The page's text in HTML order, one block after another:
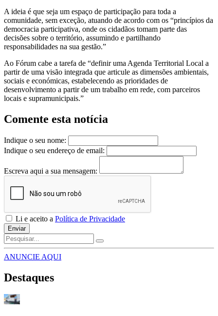
A ideia é que seja um espaço de participação para toda a
comunidade, sem exceção, atuando de acordo com os “princípios da
democracia participativa, onde os cidadãos tomam parte das
decisões sobre o território, assumindo e partilhando
responsabilidades na sua gestão.”
Ao Fórum cabe a tarefa de “definir uma Agenda Territorial Local a
partir de uma visão integrada que articule as dimensões ambientais,
sociais e económicas, estabelecendo as prioridades de
desenvolvimento a partir de um trabalho em rede, com parceiros
locais e supramunicipais.”
Comente esta notícia
Indique o seu nome:
Indique o seu endereço de email:
Escreva aqui a sua mensagem:
Li e aceito a Política de Privacidade
Enviar
ANUNCIE AQUI
Destaques